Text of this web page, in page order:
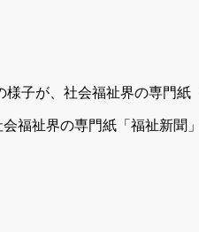
福祉界の専門紙「福祉新聞